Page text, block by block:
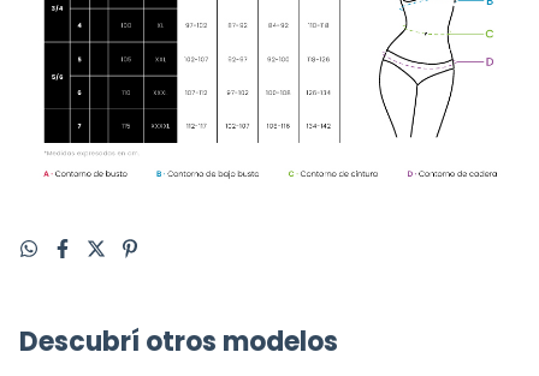
Descubrí otros modelos